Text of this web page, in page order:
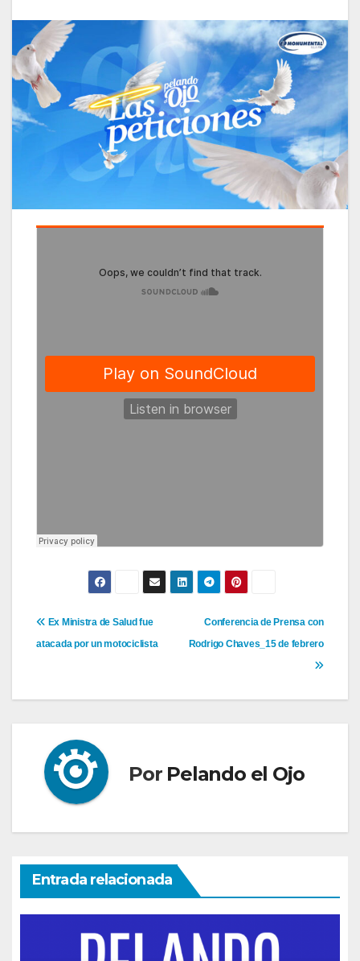
Navegación
entradas
Conferencia de Prensa con
Rodrigo Chaves_15 de febrero
Ex Ministra de Salud fue
atacada por un motociclista
Por Pelando el Ojo
Entrada relacionada